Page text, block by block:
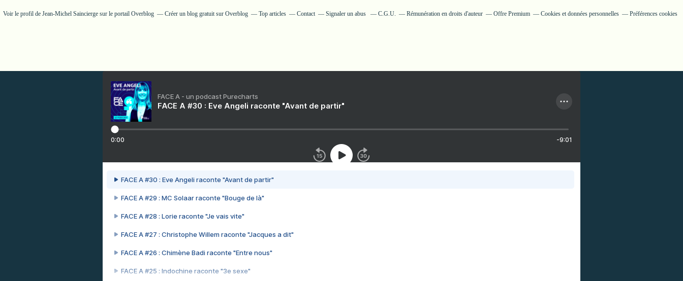
Voir le profil de Jean-Michel Sainciergesur le portail Overblog Créer un blog gratuit sur Overblog Top articles Contact Signaler un abus C.G.U. Rémunération en droits d'auteur Offre Premium Cookies et données personnelles Préférences cookies
FACE A - un podcast Purecharts
FACE A #30 : Eve Angeli raconte "Avant de partir"
0:00 -9:01
FACE A #30 : Eve Angeli raconte "Avant de partir"
FACE A #29 : MC Solaar raconte "Bouge de là"
FACE A #28 : Lorie raconte "Je vais vite"
FACE A #27 : Christophe Willem raconte "Jacques a dit"
FACE A #26 : Chimène Badi raconte "Entre nous"
FACE A #25 : Indochine raconte "3e sexe"